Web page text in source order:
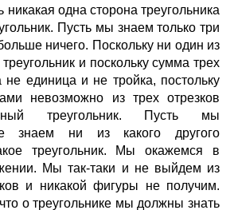
одна сторона треугольника
Пусть мы знаем только три
ничего. Поскольку ни один из
и поскольку сумма трех
не единица и не тройка, постольку
невозможно из трех отрезков
треугольник. Пусть мы
знаем ни из какого другого
треугольник. Мы окажемся в
Мы так-таки и не выйдем из
и никакой фигуры не получим.
о треугольнике мы должны знать